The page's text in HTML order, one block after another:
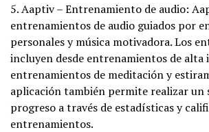
5. Aaptiv – Entrenamiento de audio:
entrenamientos de audio guiados por
personales y música motivadora. Los
incluyen desde entrenamientos de alta
entrenamientos de meditación y
aplicación también permite realizar un
progreso a través de estadísticas y
entrenamientos.